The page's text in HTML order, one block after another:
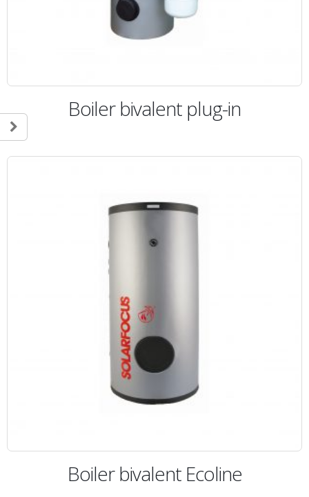
Boiler bivalent plug-in
Boiler bivalent Ecoline